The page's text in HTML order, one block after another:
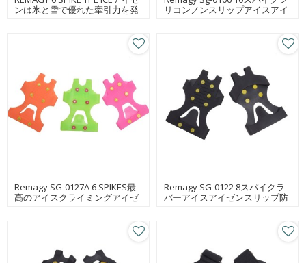
ンは氷と雪で優れた牽引力を発
リコンノンスリップアイスアイ
Remagy SG-0127A 6 SPIKES最
高のアイスクライミングアイゼ
Remagy SG-0122 8スパイクラ
バーアイスアイゼンスリップ防